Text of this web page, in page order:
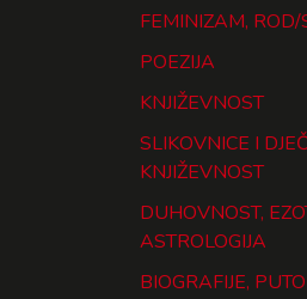
FEMINIZAM, ROD/
POEZIJA
KNJIŽEVNOST
SLIKOVNICE I
KNJIŽEVNOST
DUHOVNOST,
ASTROLOGIJA
BIOGRAFIJE,